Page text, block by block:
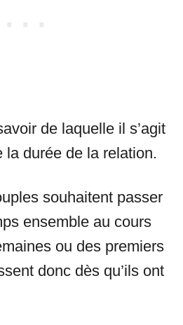
de laquelle il s’agit
la durée de la relation.
souhaitent passer
ensemble au cours
ou des premiers
donc dès qu’ils ont